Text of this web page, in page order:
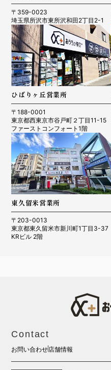
〒359-0023
埼玉県所沢市東所沢和田2丁目2-1
ひばりヶ丘営業所
〒188-0001
東京都西東京市谷戸町２丁目11-15
ファーストコンフォート1階
東久留米営業所
〒203-0013
東京都東久留米市新川町1丁目3-37
KRビル 2階
Contact
お問い合わせ 店舗情報